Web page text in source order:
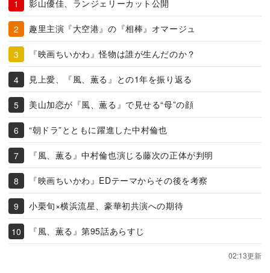
影山優佳、ランジェリーカット公開
趣里主演『大空港』の『相棒』オマージュ
『映画ちいかわ』怪物は誰が生んだのか？
見上愛、『風、薫る』との1年を振り返る
美山加恋が『風、薫る』で見せる“母”の顔
“朝ドラ”とともに躍進した中村倫也
『風、薫る』中村倫也演じる藤次の正体が判明
『映画ちいかわ』EDテーマからその後を考察
小栗旬×横浜流星、豪華初共演への期待
『風、薫る』第95話あらすじ
02:13更新